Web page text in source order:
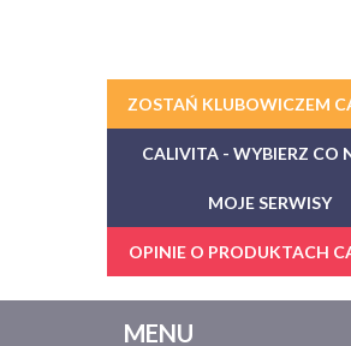
ZOSTAŃ KLUBOWICZEM
CALIVITA - WYBIERZ CO
MOJE SERWISY
OPINIE O PRODUKTACH